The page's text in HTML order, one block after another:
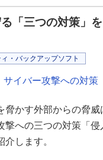
「三つの対策」
・バックアップソフト
サイバー攻撃への対策
かす外部からの脅威
への三つの対策「
します。